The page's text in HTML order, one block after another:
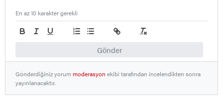
Gönder
En az 10 karakter gerekli
Gönderdiğiniz yorummoderasyon ekibi tarafından incelendikten sonra
yayınlanacaktır.